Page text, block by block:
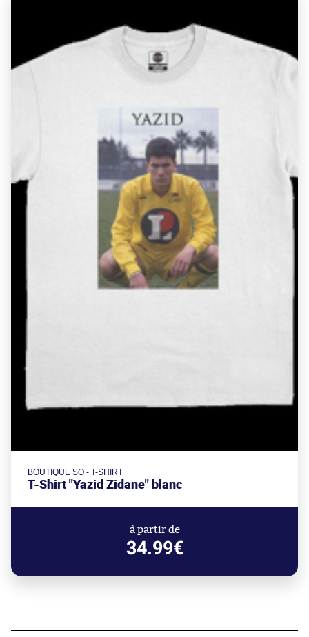
BOUTIQUE SO - T-SHIRT
T-Shirt "Yazid Zidane" blanc
à partir de
34.99€